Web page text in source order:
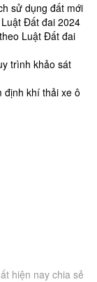
sử dụng đất mới
Đất đai 2024
Luật Đất đai
trình khảo sát
định khí thải xe ô
hiện nay chia sẻ